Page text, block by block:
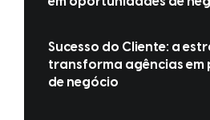
Sucesso do Cliente: a
transforma agências em
de negócio